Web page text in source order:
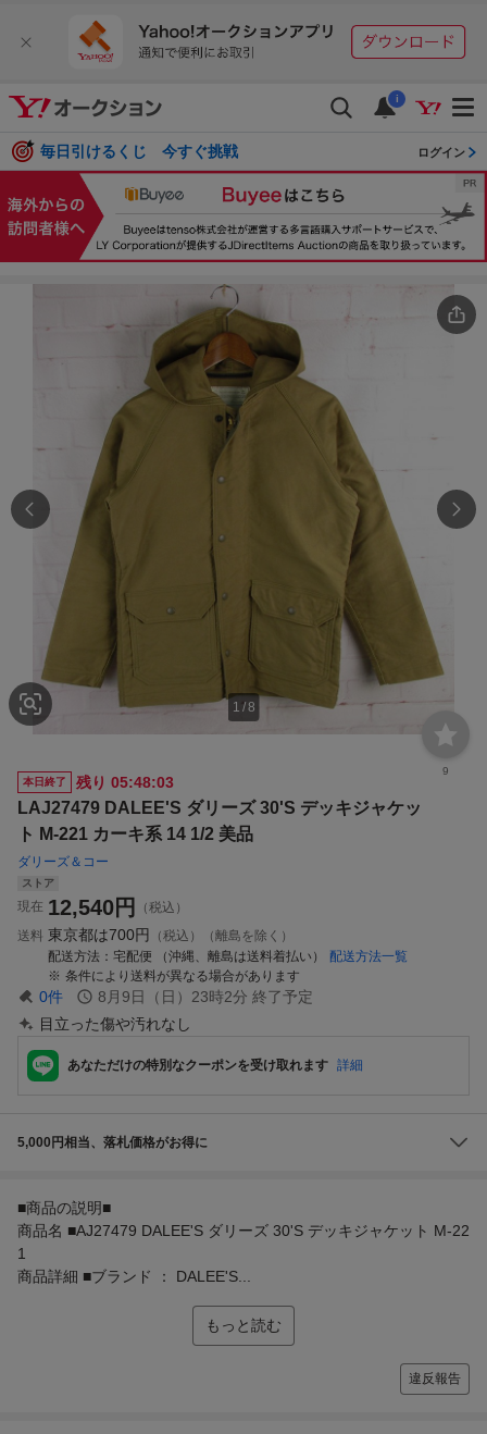
i
毎日引けるくじ 今すぐ挑戦 ログイン
1 /8
9
本日終了
残り 05:48:02
LAJ27479 DALEE'S ダリーズ 30'S デッキジャケッ
ト M-221 カーキ系 14 1/2 美品
ダリーズ＆コー
ストア
現在 12,540円
（税込）
送料 東京都は700円
（税込）（離島を除く）
配送方法
宅配便 （沖縄、離島は送料着払い）
配送方法一覧
条件により送料が異なる場合があります
0件 8月9日（日）23時2分 終了予定
目立った傷や汚れなし
あなただけの特別なクーポンを受け取れます 詳細
5,000円相当、落札価格がお得に
■商品の説明■
商品名 ■AJ27479 DALEE'S ダリーズ 30'S デッキジャケット M-22
1
商品詳細 ■ブランド ： DALEE'S...
もっと読む
違反報告